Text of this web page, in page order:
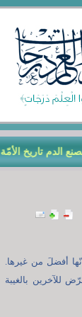
تاريخ الأمّة
أفضلَ من غيرها.
للآخرين بالغيبة